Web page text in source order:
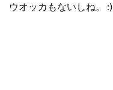
ウオッカもないしね。 :)